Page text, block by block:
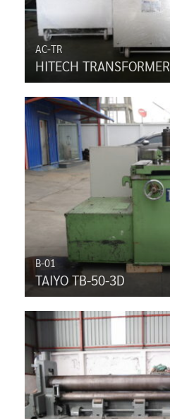
AC-TR
HITECH TRANSFORMER
B-01
TAIYO TB-50-3D